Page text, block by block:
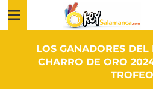
LOS GANADORES
CHARRO DE ORO